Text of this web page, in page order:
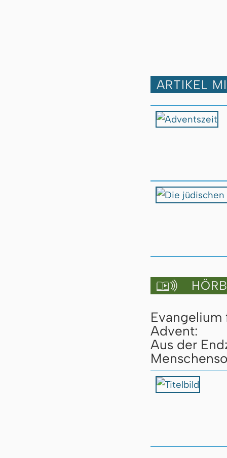
ARTIKEL

Advent:
Aus der